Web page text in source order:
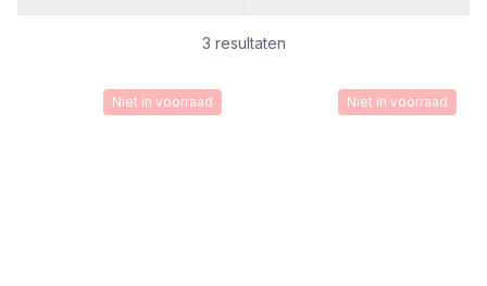
3 resultaten
Niet in voorraad Niet in voorraad